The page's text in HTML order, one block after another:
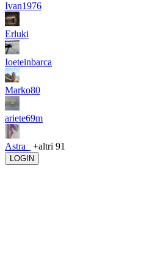
Ivan1976
Erluki
Ioeteinbarca
Marko80
ariete69m
Astra_ +altri 91
LOGIN